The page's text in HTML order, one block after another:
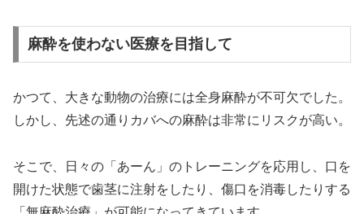
麻酔を使わない医療を目指して
かつて、大きな動物の治療には全身麻酔が不可欠でした。
しかし、先述の通りカバへの麻酔は非常にリスクが高い。
そこで、日々の「あーん」のトレーニングを応用し、口を
開けた状態で歯茎に注射をしたり、傷口を消毒したりする